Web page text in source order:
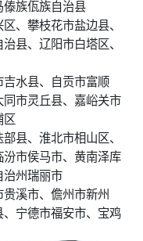
族佤族自治县
、攀枝花市盐边县、
县、辽阳市白塔区、
水县、自贡市富顺
市灵丘县、嘉峪关市
区
县、淮北市相山区、
市侯马市、黄南泽库
州瑞丽市
溪市、儋州市新州
宁德市福安市、宝鸡